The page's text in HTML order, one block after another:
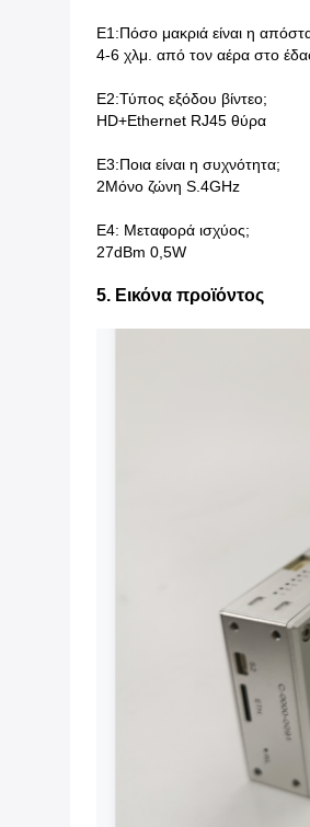
Ε1:Πόσο μακριά είναι η
4-6 χλμ. από τον αέρα στο
Ε2:Τύπος εξόδου βίντεο;
HD+Ethernet RJ45 θύρα
Ε3:Ποια είναι η συχνότητα;
2Μόνο ζώνη S.4GHz
Ε4: Μεταφορά ισχύος;
27dBm 0,5W
5. Εικόνα προϊόντος